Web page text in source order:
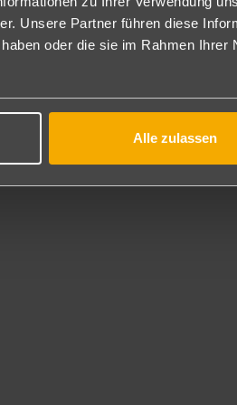
Unsere Partner führen diese
oder die sie im Rahmen Ihrer
Alle zulassen
Mietsafe, Klimaanlage, Bad/
renoviert (S2).
zur Alleinbenutzung buchbar (S1/S1M).
zusätzlich mit Privilege
mit ca. 25 m² sind ausgestattet
Bad/WC mit Föhn, Balkon und